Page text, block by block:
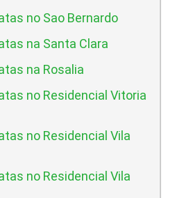
no Sao Bernardo
na Santa Clara
na Rosalia
no Residencial Vitoria
no Residencial Vila
no Residencial Vila